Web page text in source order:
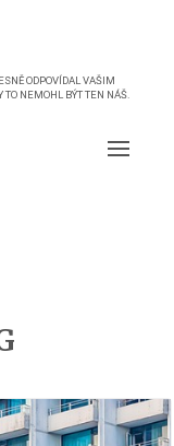
ODPOVÍDAL VAŠIM
NEMOHL BÝT TEN NÁŠ.